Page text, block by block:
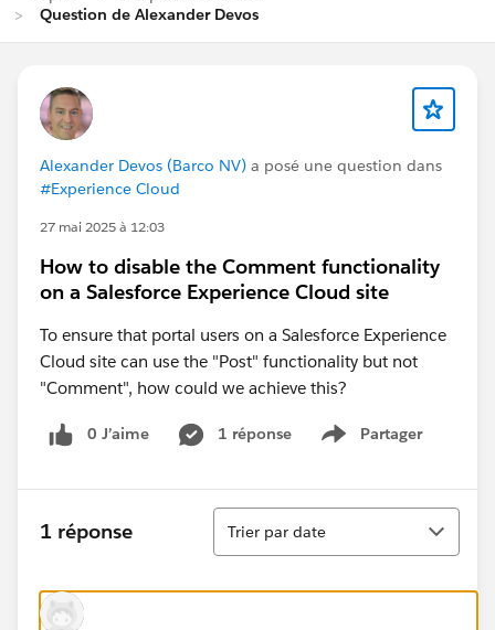
Question de Alexander Devos
Alexander Devos (Barco NV) a posé une question dans
#Experience Cloud
27 mai 2025 à 12:03
How to disable the Comment functionality
on a Salesforce Experience Cloud site
To ensure that portal users on a Salesforce Experience
Cloud site can use the "Post" functionality but not
"Comment", how could we achieve this?
0 J’aime 1 réponse Partager
Show menu
1 réponse
Tri
Trier par date